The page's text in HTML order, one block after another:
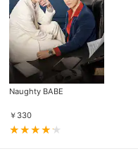
Naughty BABE
￥ 330